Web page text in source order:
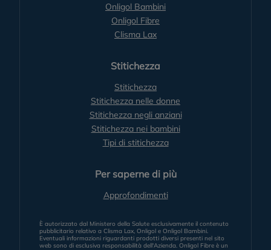
Onligol Bambini
Onligol Fibre
Clisma Lax
Stitichezza
Stitichezza
Stitichezza nelle donne
Stitichezza negli anziani
Stitichezza nei bambini
Tipi di stitichezza
Per saperne di più
Approfondimenti
È autorizzato dal Ministero della Salute esclusivamente il contenuto
pubblicitario relativo a Clisma Lax, Onligol e Onligol Bambini.
Eventuali informazioni riguardanti prodotti diversi presenti nel sito
web sono di esclusiva responsabilità dell'Azienda. Onligol Fibre è un